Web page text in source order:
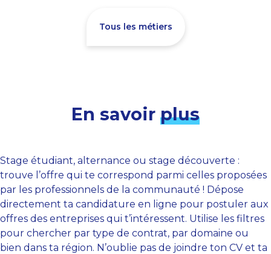
Tous les métiers
En savoir plus
Stage étudiant, alternance ou stage découverte :
trouve l’offre qui te correspond parmi celles proposées
par les professionnels de la communauté ! Dépose
directement ta candidature en ligne pour postuler aux
offres des entreprises qui t’intéressent. Utilise les filtres
pour chercher par type de contrat, par domaine ou
bien dans ta région. N’oublie pas de joindre ton CV et ta